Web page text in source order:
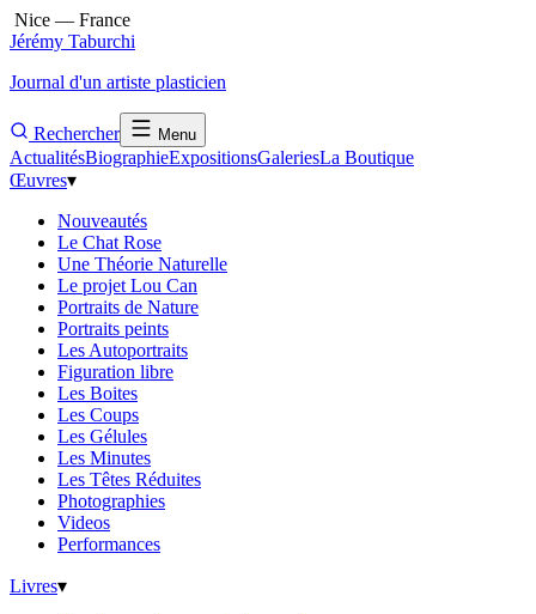
Nice — France
Jérémy Taburchi
Journal d'un artiste plasticien
Rechercher Menu
ActualitésBiographieExpositionsGaleriesLa Boutique
Œuvres▾
Nouveautés
Le Chat Rose
Une Théorie Naturelle
Le projet Lou Can
Portraits de Nature
Portraits peints
Les Autoportraits
Figuration libre
Les Boites
Les Coups
Les Gélules
Les Minutes
Les Têtes Réduites
Photographies
Videos
Performances
Livres▾